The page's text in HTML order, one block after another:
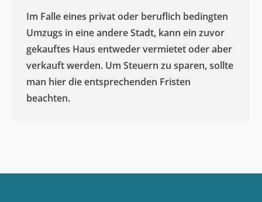
Im Falle eines privat oder beruflich bedingten
Umzugs in eine andere Stadt, kann ein zuvor
gekauftes Haus entweder vermietet oder aber
verkauft werden. Um Steuern zu sparen, sollte
man hier die entsprechenden Fristen
beachten.